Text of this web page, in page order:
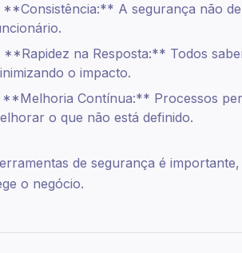
**Consistência:** A segurança não
**Rapidez na Resposta:** Todos
o impacto.
**Melhoria Contínua:** Processos
o que não está definido.
de segurança é
o negócio.